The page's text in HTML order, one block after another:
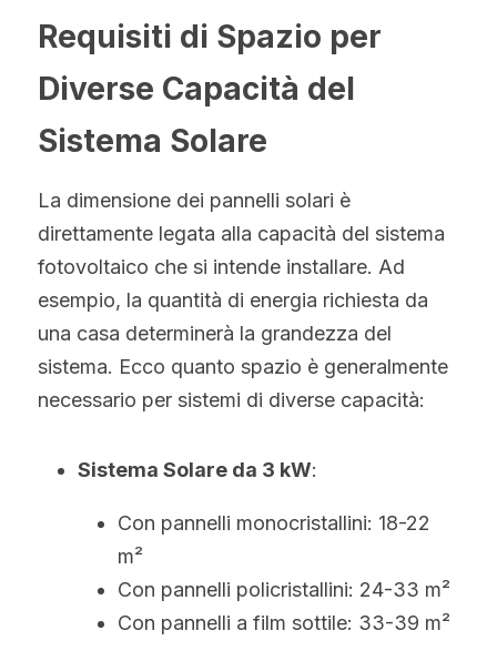
Requisiti di Spazio per
Diverse Capacità del
Sistema Solare
La dimensione dei pannelli solari è
direttamente legata alla capacità del sistema
fotovoltaico che si intende installare. Ad
esempio, la quantità di energia richiesta da
una casa determinerà la grandezza del
sistema. Ecco quanto spazio è generalmente
necessario per sistemi di diverse capacità:
Sistema Solare da 3 kW:
Con pannelli monocristallini: 18-22
m²
Con pannelli policristallini: 24-33 m²
Con pannelli a film sottile: 33-39 m²